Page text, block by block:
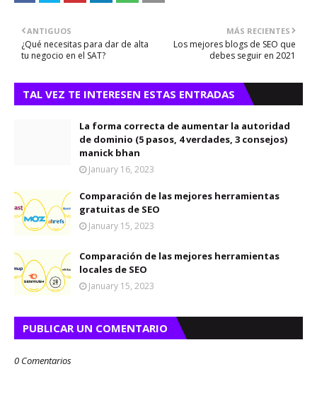
MÁS RECIENTES
Los mejores blogs de SEO que
debes seguir en 2021
ANTIGUOS
¿Qué necesitas para dar de alta
tu negocio en el SAT?
TAL VEZ TE INTERESEN ESTAS ENTRADAS
La forma correcta de aumentar la autoridad
de dominio (5 pasos, 4 verdades, 3 consejos)
manick bhan
January 16, 2023
Comparación de las mejores herramientas
gratuitas de SEO
January 15, 2023
Comparación de las mejores herramientas
locales de SEO
January 15, 2023
PUBLICAR UN COMENTARIO
0 Comentarios